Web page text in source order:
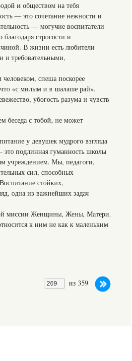
и обществом на тебя
— это сочетание нежности и
— могучие воспитатели
строгости и
В жизни есть любители
и требовательными,
спеша поскорее
«с милым и в шалаше рай».
убогость разума и чувств
беседа с тобой, не может
у девушек мудрого взгляда
подлинная гуманность школы
учреждением. Мы, педагоги,
сил, способных
стойких,
одна из важнейших задач
миссии Женщины, Жены, Матери.
к ним не как к маленьким
из 359